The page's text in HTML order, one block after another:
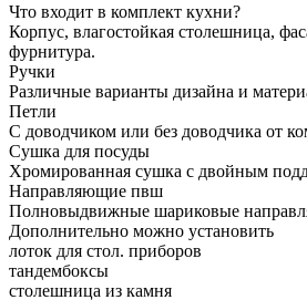
Что входит в комплект кухни?
Корпус, влагостойкая столешница,
фурнитура.
Ручки
Различные варианты дизайна и
Петли
С доводчиком или без доводчика от
Сушка для посуды
Хромированная сушка с двойным
Направляющие пвш
Полновыдвижные шариковые
Дополнительно можно установить
лоток для стол. приборов
тандембоксы
столешница из камня